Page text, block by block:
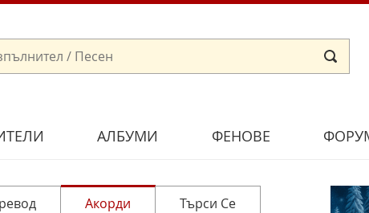
АЛБУМИ ФЕНОВЕ
Акорди Търси Се